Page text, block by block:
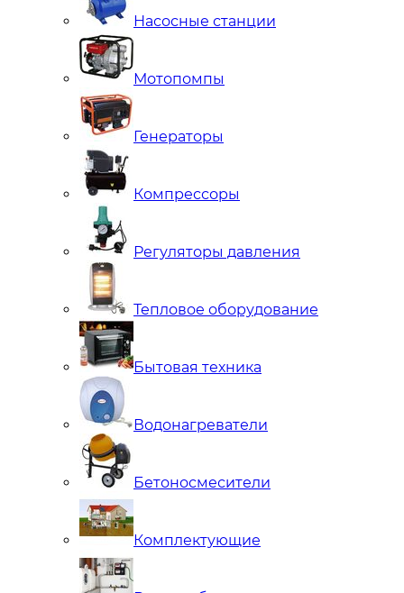
Насосные станции
Мотопомпы
Генераторы
Компрессоры
Регуляторы давления
Тепловое оборудование
Бытовая техника
Водонагреватели
Бетоносмесители
Комплектующие